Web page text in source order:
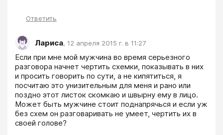
Ответить
Лариса, 12 апреля 2015 г. в 11:27
Если при мне мой мужчина во время серьезного
разговора начнет чертить схемки, показывать в них
и просить говорить по сути, а не кипятиться, я
посчитаю это унизительным для меня и рано или
поздно этот листок скомкаю и швырну ему в лицо.
Может быть мужчине стоит поднапрячься и если уж
без схем он разговаривать не умеет, чертить их в
своей голове?